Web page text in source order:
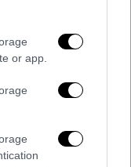
or app.
του Αντίπα